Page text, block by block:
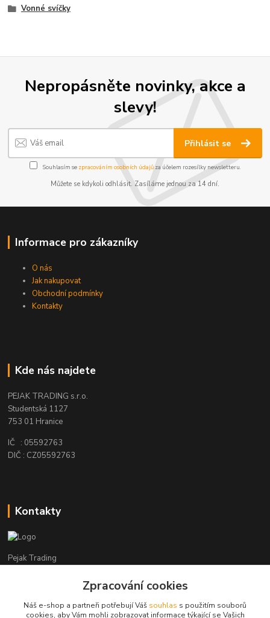
Vonné svíčky
Nepropásněte novinky, akce a
slevy!
Přihlásit se
Souhlasím se zpracováním osobních údajůza účelem rozesílky newsletteru.
Můžete se kdykoli odhlásit. Zasíláme jednou za 14 dní.
Informace pro zákazníky
O nás
Jak nakupovat
Obchodní podmínky
Kontakty
Kde nás najdete
PEJAK TRADING s.r.o.
Studentská 1127
753 01 Hranice
IČ : 05592763
DIČ : CZ05592763
Kontakty
Pejak Trading
+ 420 724 280 132
(Po-Pá, 8-16 hod.)
Zpracování cookies
Náš e-shop a partneři potřebují Váš souhlas s použitím souborů
cookies, aby Vám mohli zobrazovat informace týkající se Vašich